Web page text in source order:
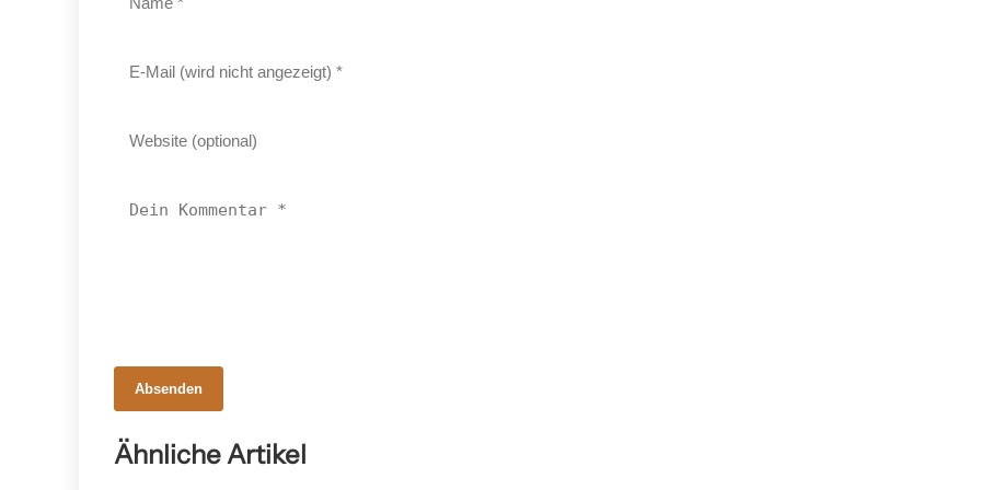
Absenden
Ähnliche Artikel
18. Februar 2026
JuniorSkills Steiermark: Klara Legenstein